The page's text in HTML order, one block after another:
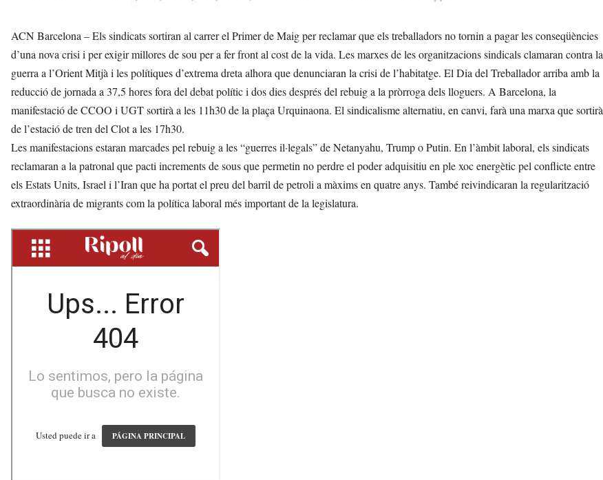
ACN Barcelona – Els sindicats sortiran al carrer el Primer de Maig per reclamar que els treballadors no tornin a pagar les conseqüències
d’una nova crisi i per exigir millores de sou per a fer front al cost de la vida. Les marxes de les organitzacions sindicals clamaran contra la
guerra a l’Orient Mitjà i les polítiques d’extrema dreta alhora que denunciaran la crisi de l’habitatge. El Dia del Treballador arriba amb la
reducció de jornada a 37,5 hores fora del debat polític i dos dies després del rebuig a la pròrroga dels lloguers. A Barcelona, la
manifestació de CCOO i UGT sortirà a les 11h30 de la plaça Urquinaona. El sindicalisme alternatiu, en canvi, farà una marxa que sortirà
de l’estació de tren del Clot a les 17h30.
Les manifestacions estaran marcades pel rebuig a les “guerres il·legals” de Netanyahu, Trump o Putin. En l’àmbit laboral, els sindicats
reclamaran a la patronal que pacti increments de sous que permetin no perdre el poder adquisitiu en ple xoc energètic pel conflicte entre
els Estats Units, Israel i l’Iran que ha portat el preu del barril de petroli a màxims en quatre anys. També reivindicaran la regularització
extraordinària de migrants com la política laboral més important de la legislatura.